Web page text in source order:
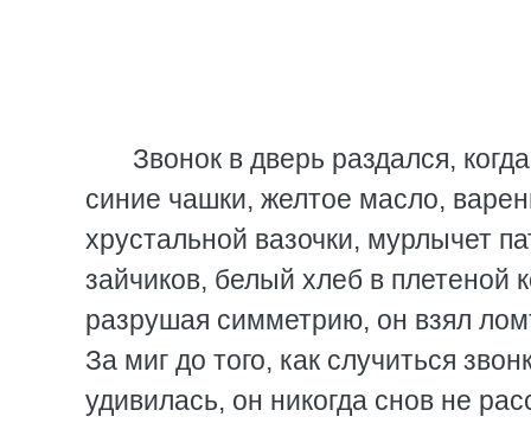
Звонок в дверь раздался,
синие чашки, желтое масло,
хрустальной вазочки, мурлычет
зайчиков, белый хлеб в плетеной
разрушая симметрию, он взял
За миг до того, как случиться
удивилась, он никогда снов не